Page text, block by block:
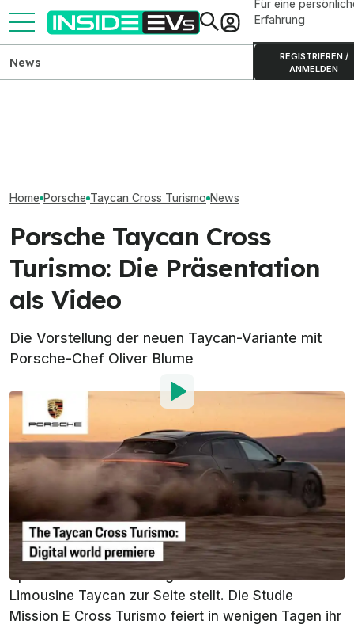
Für eine
Erfahrung
REGISTRIEREN /
ANMELDEN
News
Home Porsche Taycan Cross Turismo News
Porsche Taycan Cross
Turismo: Die Präsentation
als Video
Die Vorstellung der neuen Taycan-Variante mit
Porsche-Chef Oliver Blume
Von: Adrian Padeanu
Übersetzt von:Stefan Leichsenring
4. Mär. 2021 um15:07 Uhr
Als bevorzugte Quelle
InsideEVs auf Google
hinzufügen
Porsche trägt seinen Teil zur Rettung des Kombis
bei, indem die Stuttgarter Marke dem Panamera
Sport Turismo eine "Langdachversion" der Elektro-
Limousine Taycan zur Seite stellt. Die Studie
Mission E Cross Turismo feiert in wenigen Tagen ihr